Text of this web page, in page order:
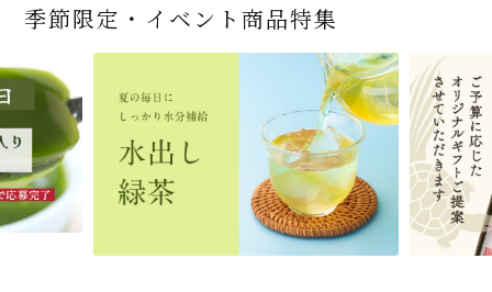
宇治抹茶だいふく 和
三盆仕立て 6個入
2,592 (税込)
お茶屋の京都 宇治抹
1,743 (税込)
宇治抹茶 濃チーズケ
ーキ 『抹茶まる』 1セ
ット6個入
3,240 (税込)
商品一覧はこちら
桜茶（さくら茶）28ｇ
（7人前後） ＊神奈川
県小田原市の八重桜
です
454 (税込)
『釜炒りむぎ茶』 10g
324 (税込)
緑茶ティーパック（セ
ンパックシリーズ） 5g
×50袋
864 (税込)
商品一覧はこちら
宇治抹茶そば3袋・そ
ばつゆ6袋（6人前）セ
ット 化粧箱（カート
ン/ギフトボックス）
3,032 (税込)
【送料込み】宇治抹茶
そば160ｇ×2袋（4人
前）＋特撰そばつゆ4
個（ポスト便）
2,028 (税込)
宇治抹茶そば２袋・そ
ばつゆ４袋（４人前）
竹かごセット
2,278 (税込)
商品一覧はこちら
老舗茶舗の宇治抹茶
かすていらと宇治冠煎
茶の詰合せ
4,112 (税込)
宇治抹茶焼き菓子詰
4,511 (税込)
老舗茶舗のひやひやス
イーツセット 3種6個
3,356 (税込)
商品一覧はこちら
茶道具 帛紗 ふくさ 無
地 正絹帛紗 7匁(もん
め) (朱・赤・紫) (ポス
ト便対応可)
4,730 (税込)
茶道具 扇子（せんす）
扇子 利休百首 白竹 6
1,716 (税込)
おとなのお稽古セット
女子用 裏千家 茶道具
16,500 (税込)
商品一覧はこちら
季節限定・イベント商品特集